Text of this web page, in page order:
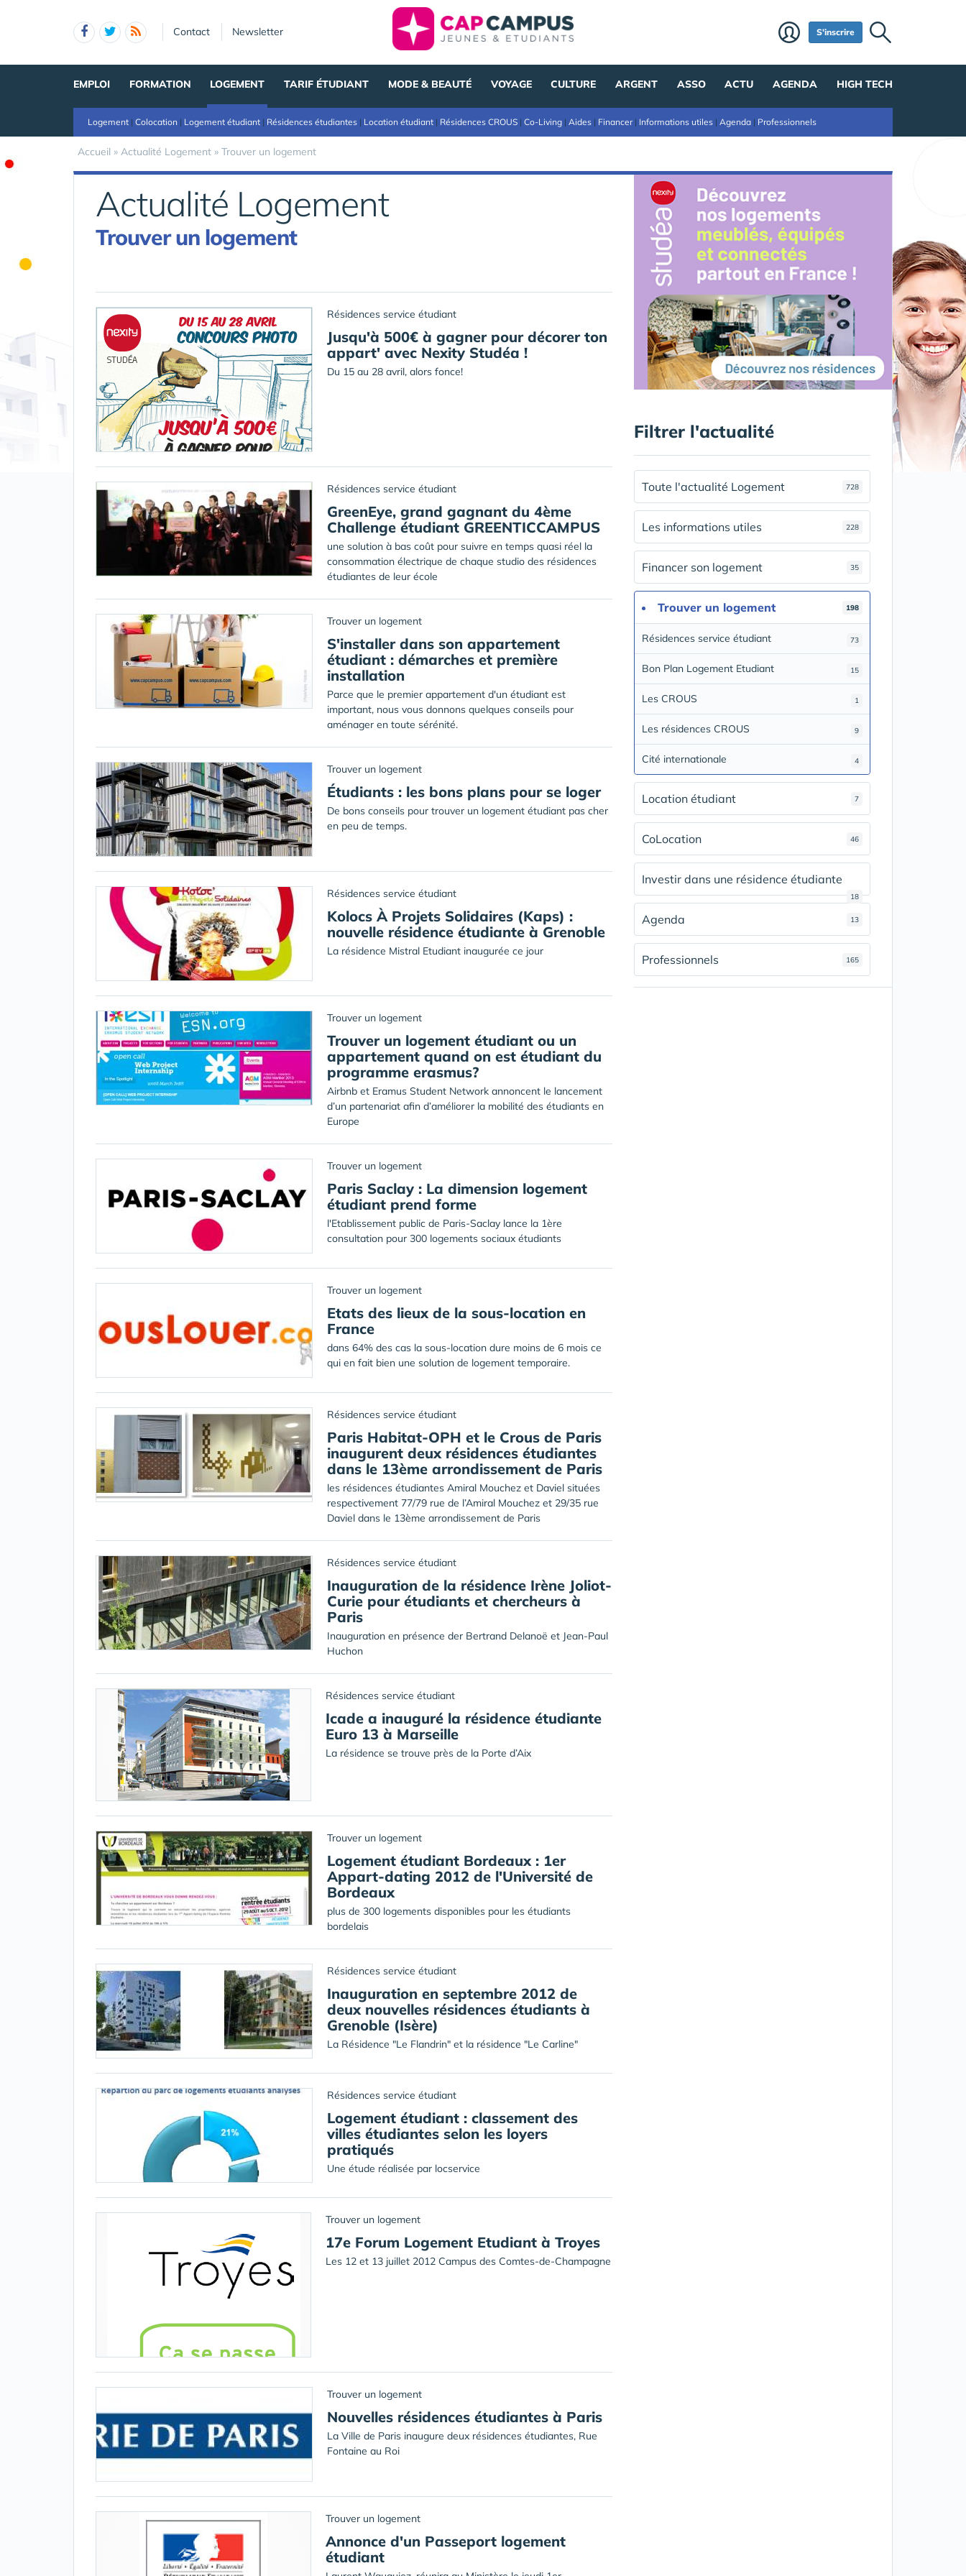
Contact Newsletter S'inscrire
EMPLOI FORMATION LOGEMENT TARIF ÉTUDIANT MODE & BEAUTÉ VOYAGE CULTURE ARGENT ASSO ACTU AGENDA HIGH TECH
Logement | Colocation | Logement étudiant | Résidences étudiantes | Location étudiant | Résidences CROUS | Co-Living | Aides | Financer| Informations utiles | Agenda | Professionnels
Accueil » Actualité Logement » Trouver un logement
Actualité Logement
Trouver un logement
Résidences service étudiant
Jusqu'à 500€ à gagner pour décorer ton
appart' avec Nexity Studéa !
Du 15 au 28 avril, alors fonce!
Résidences service étudiant
GreenEye, grand gagnant du 4ème
Challenge étudiant GREENTICCAMPUS
une solution à bas coût pour suivre en temps quasi réel la
consommation électrique de chaque studio des résidences
étudiantes de leur école
Trouver un logement
S'installer dans son appartement
étudiant : démarches et première
installation
Parce que le premier appartement d'un étudiant est
important, nous vous donnons quelques conseils pour
aménager en toute sérénité.
Trouver un logement
Étudiants : les bons plans pour se loger
De bons conseils pour trouver un logement étudiant pas cher
en peu de temps.
Résidences service étudiant
Kolocs À Projets Solidaires (Kaps) :
nouvelle résidence étudiante à Grenoble
La résidence Mistral Etudiant inaugurée ce jour
Trouver un logement
Trouver un logement étudiant ou un
appartement quand on est étudiant du
programme erasmus?
Airbnb et Eramus Student Network annoncent le lancement
d’un partenariat afin d’améliorer la mobilité des étudiants en
Europe
Trouver un logement
Paris Saclay : La dimension logement
étudiant prend forme
l'Etablissement public de Paris-Saclay lance la 1ère
consultation pour 300 logements sociaux étudiants
Trouver un logement
Etats des lieux de la sous-location en
France
dans 64% des cas la sous-location dure moins de 6 mois ce
qui en fait bien une solution de logement temporaire.
Résidences service étudiant
Paris Habitat-OPH et le Crous de Paris
inaugurent deux résidences étudiantes
dans le 13ème arrondissement de Paris
les résidences étudiantes Amiral Mouchez et Daviel situées
respectivement 77/79 rue de l’Amiral Mouchez et 29/35 rue
Daviel dans le 13ème arrondissement de Paris
Résidences service étudiant
Inauguration de la résidence Irène Joliot-
Curie pour étudiants et chercheurs à
Paris
Inauguration en présence der Bertrand Delanoë et Jean-Paul
Huchon
Résidences service étudiant
Icade a inauguré la résidence étudiante
Euro 13 à Marseille
La résidence se trouve près de la Porte d’Aix
Trouver un logement
Logement étudiant Bordeaux : 1er
Appart-dating 2012 de l'Université de
Bordeaux
plus de 300 logements disponibles pour les étudiants
bordelais
Résidences service étudiant
Inauguration en septembre 2012 de
deux nouvelles résidences étudiants à
Grenoble (Isère)
La Résidence "Le Flandrin" et la résidence "Le Carline"
Résidences service étudiant
Logement étudiant : classement des
villes étudiantes selon les loyers
pratiqués
Une étude réalisée par locservice
Trouver un logement
17e Forum Logement Etudiant à Troyes
Les 12 et 13 juillet 2012 Campus des Comtes-de-Champagne
Trouver un logement
Nouvelles résidences étudiantes à Paris
La Ville de Paris inaugure deux résidences étudiantes, Rue
Fontaine au Roi
Trouver un logement
Annonce d'un Passeport logement
étudiant
Filtrer l'actualité
Toute l'actualité Logement 728
Les informations utiles 228
Financer son logement 35
Trouver un logement 198
Résidences service étudiant 73
Bon Plan Logement Etudiant 15
Les CROUS 1
Les résidences CROUS 9
Cité internationale 4
Location étudiant 7
CoLocation 46
Investir dans une résidence étudiante
18
Agenda 13
Professionnels 165